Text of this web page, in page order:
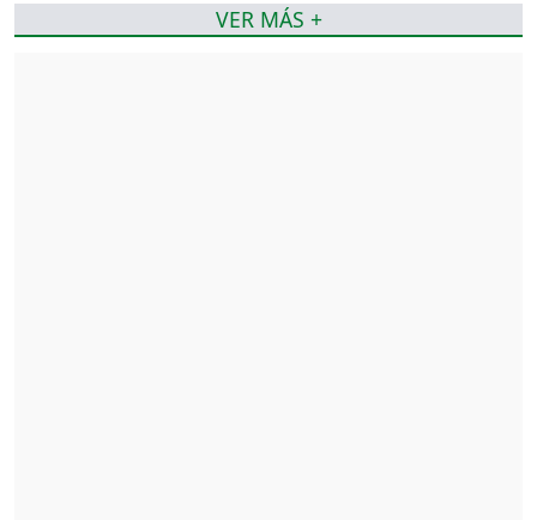
VER MÁS +